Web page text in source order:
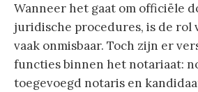
Wanneer het gaat om officiële
juridische procedures, is de rol
vaak onmisbaar. Toch zijn er
functies binnen het notariaat:
toegevoegd notaris en